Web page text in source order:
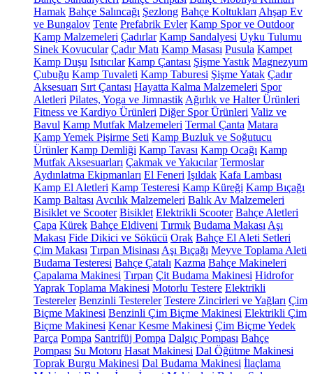
Hamak Bahçe Salıncağı Şezlong Bahçe Koltukları Ahşap Ev
ve Bungalov Tente Prefabrik Evler Kamp Spor ve Outdoor
Kamp Malzemeleri Çadırlar Kamp Sandalyesi Uyku Tulumu
Sinek Kovucular Çadır Matı Kamp Masası Pusula Kampet
Kamp Duşu Isıtıcılar Kamp Çantası Şişme Yastık Magnezyum
Çubuğu Kamp Tuvaleti Kamp Taburesi Şişme Yatak Çadır
Aksesuarı Sırt Çantası Hayatta Kalma Malzemeleri Spor
Aletleri Pilates, Yoga ve Jimnastik Ağırlık ve Halter Ürünleri
Fitness ve Kardiyo Ürünleri Diğer Spor Ürünleri Valiz ve
Bavul Kamp Mutfak Malzemeleri Termal Çanta Matara
Kamp Yemek Pişirme Seti Kamp Buzluk ve Soğutucu
Ürünler Kamp Demliği Kamp Tavası Kamp Ocağı Kamp
Mutfak Aksesuarları Çakmak ve Yakıcılar Termoslar
Aydınlatma Ekipmanları El Feneri Işıldak Kafa Lambası
Kamp El Aletleri Kamp Testeresi Kamp Küreği Kamp Bıçağı
Kamp Baltası Avcılık Malzemeleri Balık Av Malzemeleri
Bisiklet ve Scooter Bisiklet Elektrikli Scooter Bahçe Aletleri
Çapa Kürek Bahçe Eldiveni Tırmık Budama Makası Aşı
Makası Fide Dikici ve Sökücü Orak Bahçe El Aleti Setleri
Çim Makası Tırpan Misinası Aşı Bıçağı Meyve Toplama Aleti
Budama Testeresi Bahçe Çatalı Kazma Bahçe Makineleri
Çapalama Makinesi Tırpan Çit Budama Makinesi Hidrofor
Yaprak Toplama Makinesi Motorlu Testere Elektrikli
Testereler Benzinli Testereler Testere Zincirleri ve Yağları Çim
Biçme Makinesi Benzinli Çim Biçme Makinesi Elektrikli Çim
Biçme Makinesi Kenar Kesme Makinesi Çim Biçme Yedek
Parça Pompa Santrifüj Pompa Dalgıç Pompası Bahçe
Pompası Su Motoru Hasat Makinesi Dal Öğütme Makinesi
Toprak Burgu Makinesi Dal Budama Makinesi İlaçlama